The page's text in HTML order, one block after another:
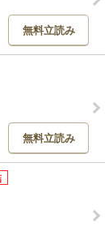
無料立読み
無料立読み